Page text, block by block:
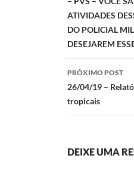
posts
ATIVIDADES
DO POLICIAL
DESEJAREM
PRÓXIMO POST
26/04/19 –
tropicais
DEIXE UMA